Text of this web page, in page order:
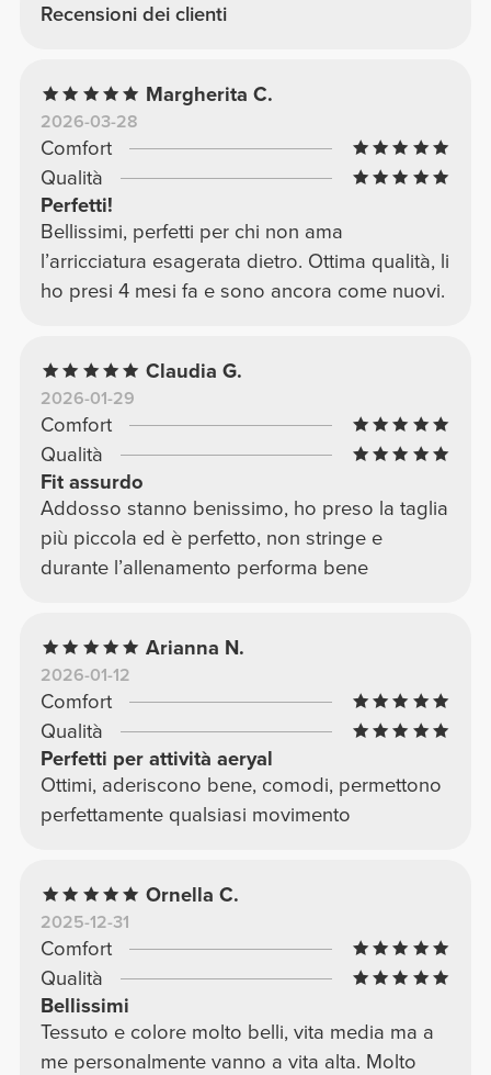
Recensioni dei clienti
Margherita C.
2026-03-28
Comfort
Qualità
Perfetti!
Bellissimi, perfetti per chi non ama
l’arricciatura esagerata dietro. Ottima qualità, li
ho presi 4 mesi fa e sono ancora come nuovi.
Claudia G.
2026-01-29
Comfort
Qualità
Fit assurdo
Addosso stanno benissimo, ho preso la taglia
più piccola ed è perfetto, non stringe e
durante l’allenamento performa bene
Arianna N.
2026-01-12
Comfort
Qualità
Perfetti per attività aeryal
Ottimi, aderiscono bene, comodi, permettono
perfettamente qualsiasi movimento
Ornella C.
2025-12-31
Comfort
Qualità
Bellissimi
Tessuto e colore molto belli, vita media ma a
me personalmente vanno a vita alta. Molto